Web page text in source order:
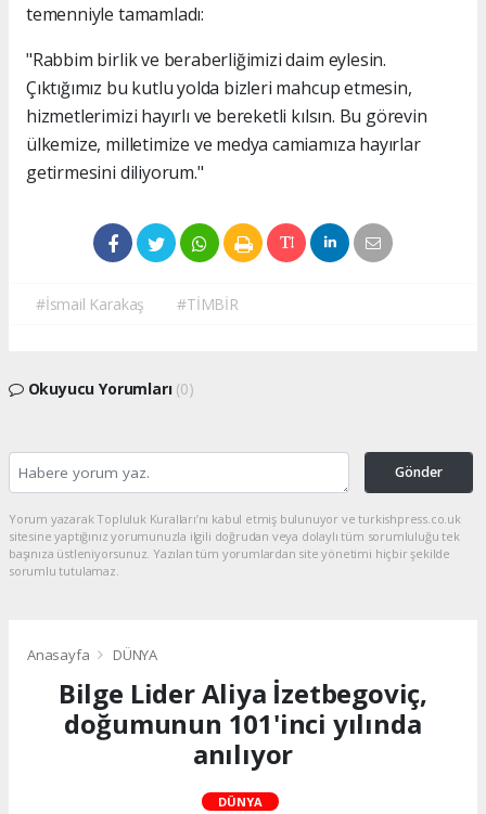
temenniyle tamamladı:
"Rabbim birlik ve beraberliğimizi daim eylesin.
Çıktığımız bu kutlu yolda bizleri mahcup etmesin,
hizmetlerimizi hayırlı ve bereketli kılsın. Bu görevin
ülkemize, milletimize ve medya camiamıza hayırlar
getirmesini diliyorum."
#İsmail Karakaş #TİMBİR
Okuyucu Yorumları (0)
Gönder
Yorum yazarak Topluluk Kuralları’nı kabul etmiş bulunuyor ve turkishpress.co.uk
sitesine yaptığınız yorumunuzla ilgili doğrudan veya dolaylı tüm sorumluluğu tek
başınıza üstleniyorsunuz. Yazılan tüm yorumlardan site yönetimi hiçbir şekilde
sorumlu tutulamaz.
Anasayfa DÜNYA
Bilge Lider Aliya İzetbegoviç,
doğumunun 101'inci yılında
anılıyor
DÜNYA